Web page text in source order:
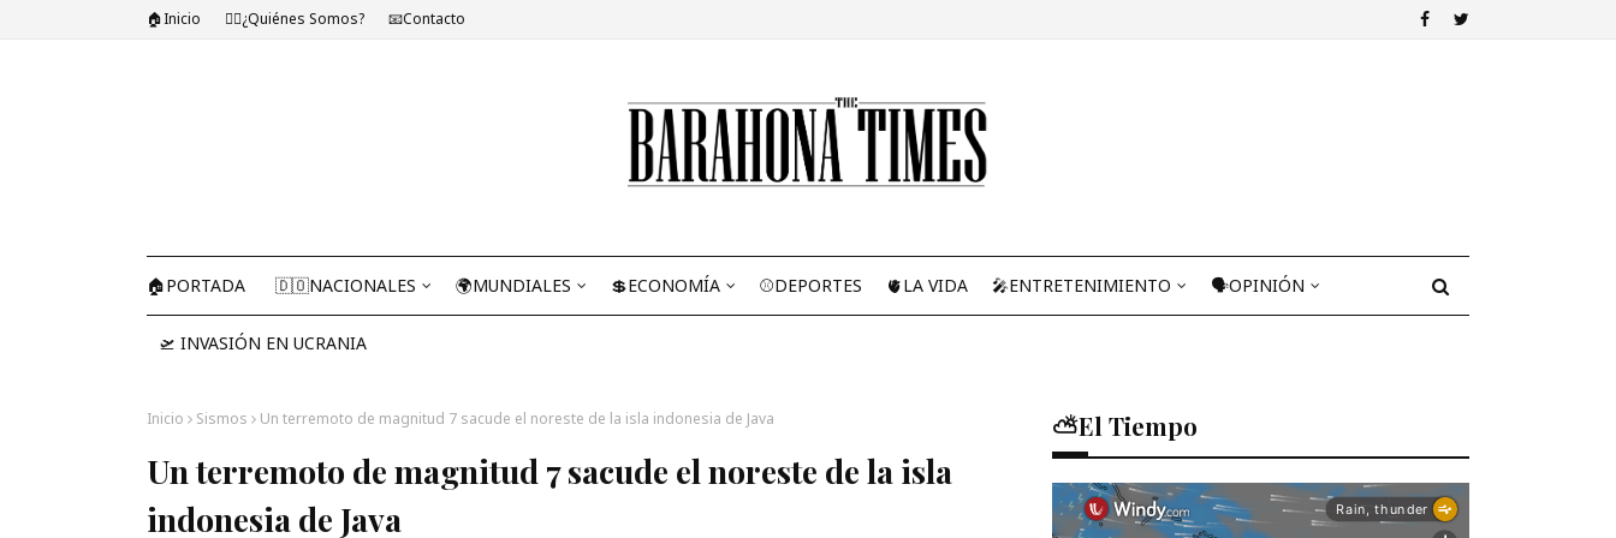
🏠Inicio 🤷‍♂️¿Quiénes Somos? 📧Contacto
🏠PORTADA 🇩🇴NACIONALES 🌍MUNDIALES 💲ECONOMÍA ⚾DEPORTES 🫀LA VIDA 🎤ENTRETENIMIENTO 🗣OPINIÓN
🛫 INVASIÓN EN UCRANIA
Inicio Sismos Un terremoto de magnitud 7 sacude el noreste de la isla indonesia de Java
Un terremoto de magnitud 7 sacude el noreste de la isla
indonesia de Java
⛅El Tiempo